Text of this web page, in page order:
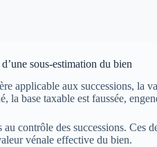
sous-estimation du bien
applicable aux successions, la
la base taxable est faussée,
contrôle des successions. Ces
vénale effective du bien.